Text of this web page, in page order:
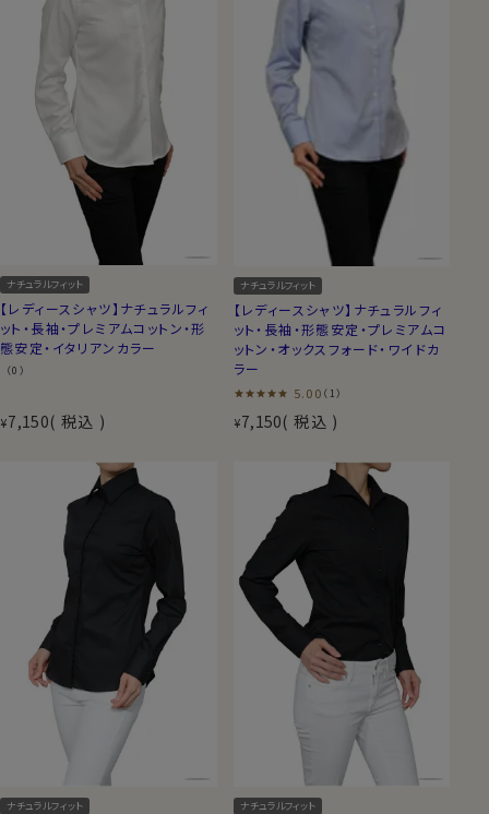
ナチュラルフィット
【レディースシャツ】ナチュラルフィ
ット・長袖・プレミアムコットン・形
態安定・イタリアンカラー
（0）
¥7,150 税込
ナチュラルフィット
【レディースシャツ】ナチュラルフィ
ット・長袖・形態安定・プレミアムコ
ットン・オックスフォード・ワイドカ
ラー
5.00 （1）
¥7,150 税込
ナチュラルフィット ナチュラルフィット